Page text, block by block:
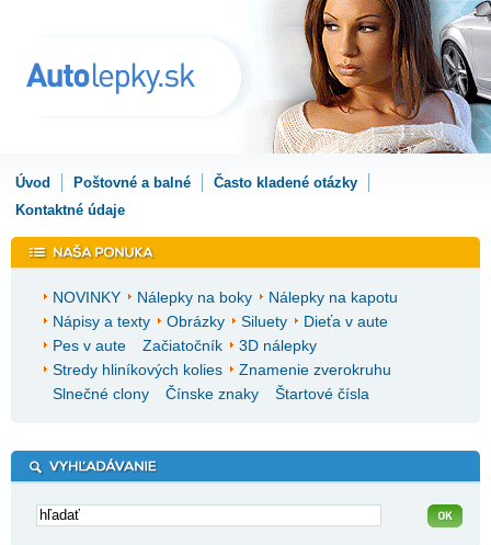
Úvod Poštovné a balné
Často kladené otázky
Kontaktné údaje
NOVINKY Nálepky na boky
Nálepky na kapotu
Nápisy a texty
Obrázky Siluety
Dieťa v aute
Pes v aute
Začiatočník
3D nálepky
Stredy hliníkových kolies
Znamenie zverokruhu
Slnečné clony
Čínske znaky Štartové čísla